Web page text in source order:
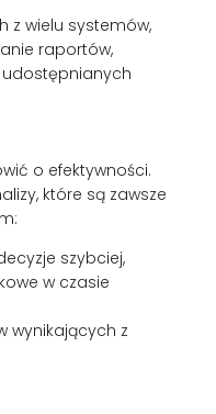
z wielu systemów,
raportów,
o efektywności.
które są zawsze
szybciej,
w czasie
wynikających z